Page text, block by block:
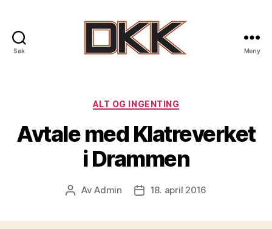
Søk
Klatreklubb
Meny
Kategorier
ALT OG INGENTING
Avtale med Klatreverket
i Drammen
Innleggsforfatter
AvAdmin Publiseringsdato
18. april 2016